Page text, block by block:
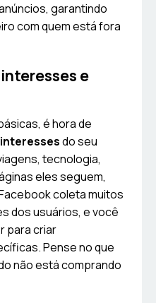
garantindo
com quem está fora
e
é hora de
interessesdo seu
tecnologia,
eles seguem,
coleta muitos
dos usuários, e você
para criar
Pense no que
não está comprando